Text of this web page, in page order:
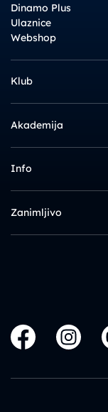
Dinamo Plus
Ulaznice
Webshop
Klub
Akademija
Info
Zanimljivo